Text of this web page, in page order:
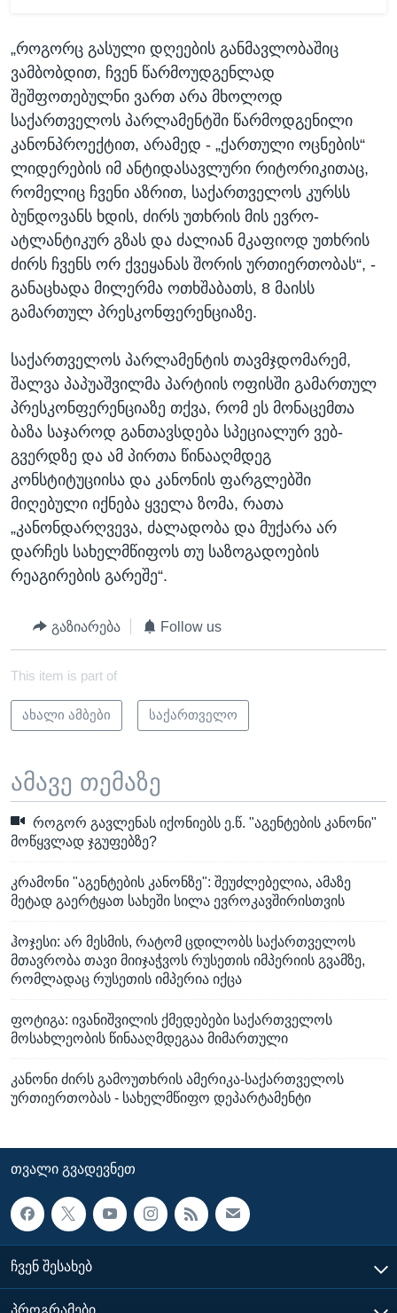
„როგორც გასული დღეების განმავლობაშიც
ვამბობდით, ჩვენ წარმოუდგენლად
შეშფოთებულნი ვართ არა მხოლოდ
საქართველოს პარლამენტში წარმოდგენილი
კანონპროექტით, არამედ - „ქართული ოცნების“
ლიდერების იმ ანტიდასავლური რიტორიკითაც,
რომელიც ჩვენი აზრით, საქართველოს კურსს
ბუნდოვანს ხდის, ძირს უთხრის მის ევრო-
ატლანტიკურ გზას და ძალიან მკაფიოდ უთხრის
ძირს ჩვენს ორ ქვეყანას შორის ურთიერთობას“, -
განაცხადა მილერმა ოთხშაბათს, 8 მაისს
გამართულ პრესკონფერენციაზე.
საქართველოს პარლამენტის თავმჯდომარემ,
შალვა პაპუაშვილმა პარტიის ოფისში გამართულ
პრესკონფერენციაზე თქვა, რომ ეს მონაცემთა
ბაზა საჯაროდ განთავსდება სპეციალურ ვებ-
გვერდზე და ამ პირთა წინააღმდეგ
კონსტიტუციისა და კანონის ფარგლებში
მიღებული იქნება ყველა ზომა, რათა
„კანონდარღვევა, ძალადობა და მუქარა არ
დარჩეს სახელმწიფოს თუ საზოგადოების
რეაგირების გარეშე“.
გაზიარება Follow us
This item is part of
ახალი ამბები საქართველო
ამავე თემაზე
როგორ გავლენას იქონიებს ე.წ. "აგენტების კანონი"
მოწყვლად ჯგუფებზე?
კრამონი "აგენტების კანონზე": შეუძლებელია, ამაზე
მეტად გაერტყათ სახეში სილა ევროკავშირისთვის
ჰოჯესი: არ მესმის, რატომ ცდილობს საქართველოს
მთავრობა თავი მიიჯაჭვოს რუსეთის იმპერიის გვამზე,
რომლადაც რუსეთის იმპერია იქცა
ფოტიგა: ივანიშვილის ქმედებები საქართველოს
მოსახლეობის წინააღმდეგაა მიმართული
კანონი ძირს გამოუთხრის ამერიკა-საქართველოს
ურთიერთობას - სახელმწიფო დეპარტამენტი
ᲗᲕᲐᲚᲘ ᲒᲕᲐᲓᲔᲕᲜᲔᲗ
ᲩᲕᲔᲜ ᲨᲔᲡᲐᲮᲔᲑ